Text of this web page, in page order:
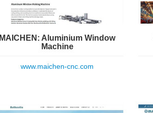
MAICHEN: Aluminium Window
Machine
www.maichen-cnc.com